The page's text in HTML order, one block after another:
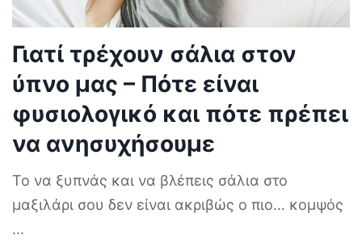
Γιατί τρέχουν σάλια στον
ύπνο μας – Πότε είναι
φυσιολογικό και πότε πρέπει
να ανησυχήσουμε
Το να ξυπνάς και να βλέπεις σάλια στο
μαξιλάρι σου δεν είναι ακριβώς ο πιο… κομψός
...